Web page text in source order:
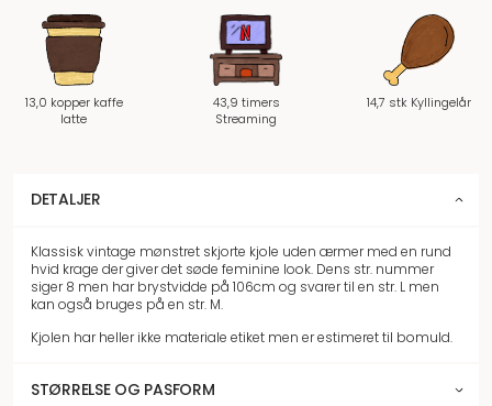
13,0 kopper kaffe
latte
43,9 timers
Streaming
14,7 stk Kyllingelår
DETALJER
Klassisk vintage mønstret skjorte kjole uden ærmer med en rund
hvid krage der giver det søde feminine look. Dens str. nummer
siger 8 men har brystvidde på 106cm og svarer til en str. L men
kan også bruges på en str. M.
Kjolen har heller ikke materiale etiket men er estimeret til bomuld.
STØRRELSE OG PASFORM